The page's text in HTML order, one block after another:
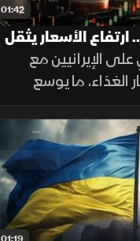
01:42
ارتفاع الأسعار يثقل
الإيرانيين مع
الغذاء، ما يوسع
ويدفع الأسر إلى
القدرة الشرائية.